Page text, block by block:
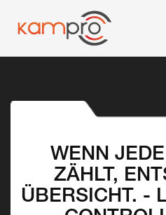
WENN
ZÄHLT,
ÜBERSICHT. -